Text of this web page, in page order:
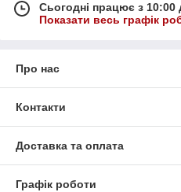
Сьогодні працює з 10:00
Показати весь графік
Про нас
Контакти
Доставка та оплата
Графік роботи